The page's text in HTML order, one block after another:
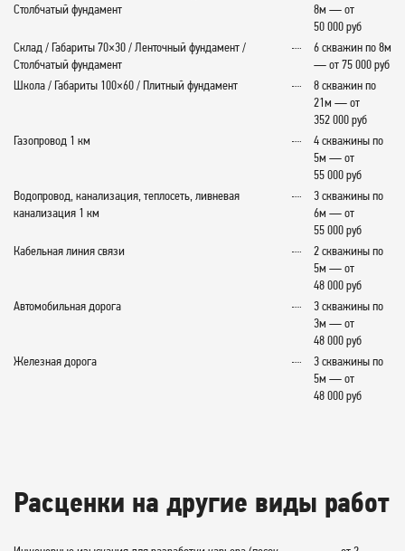
Столбчатый фундамент
8м — от
50 000 руб
Склад / Габариты 70×30 / Ленточный фундамент /
Столбчатый фундамент
6 скважин по 8м
— от 75 000 руб
Школа / Габариты 100×60 / Плитный фундамент
8 скважин по
21м — от
352 000 руб
Газопровод 1 км
4 скважины по
5м — от
55 000 руб
Водопровод, канализация, теплосеть, ливневая
канализация 1 км
3 скважины по
6м — от
55 000 руб
Кабельная линия связи
2 скважины по
5м — от
48 000 руб
Автомобильная дорога
3 скважины по
3м — от
48 000 руб
Железная дорога
3 скважины по
5м — от
48 000 руб
Расценки на другие виды работ